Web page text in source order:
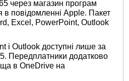
через магазин програм
в повідомленні Apple. Пакет
Excel, PowerPoint, Outlook
і Outlook доступні лише за
Передплатники додатково
в OneDrive на